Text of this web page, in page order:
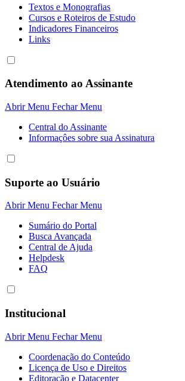
Textos e Monografias
Cursos e Roteiros de Estudo
Indicadores Financeiros
Links
Atendimento ao Assinante
Abrir Menu Fechar Menu
Central do Assinante
Informaçôes sobre sua Assinatura
Suporte ao Usuário
Abrir Menu Fechar Menu
Sumário do Portal
Busca Avançada
Central de Ajuda
Helpdesk
FAQ
Institucional
Abrir Menu Fechar Menu
Coordenação do Conteúdo
Licença de Uso e Direitos
Editoração e Datacenter